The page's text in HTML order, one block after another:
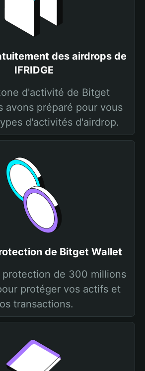
des airdrops de
IFRIDGE
d'activité de Bitget
avons préparé pour vous
d'activités d'airdrop.
de Bitget Wallet
protection de 300 millions
protéger vos actifs et
transactions.